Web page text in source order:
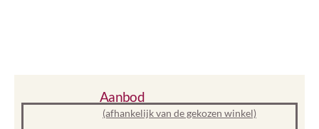
Aanbod
(afhankelijk van de gekozen winkel)